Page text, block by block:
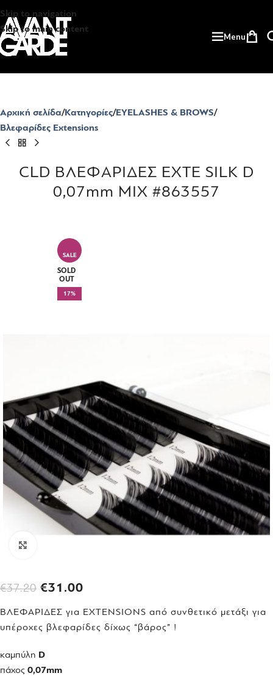
Skip to navigation
Skip to main content
Menu
Αρχική σελίδα Κατηγορίες EYELASHES & BROWS
Βλεφαρίδες Extensions
CLD ΒΛΕΦΑΡΙΔΕΣ EXTE SILK D
0,07mm MIX #863557
SALE
SOLD
OUT
17%
€37.20 €31.00
ΒΛΕΦΑΡΙΔΕΣ για EXTENSIONS από συνθετικό μετάξι για
υπέροχες βλεφαρίδες δίχως “βάρος” !
καμπύλη D
πάχος 0,07mm